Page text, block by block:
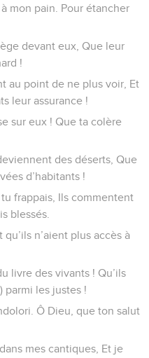
mon pain. Pour étancher
devant eux, Que leur
!
au point de ne plus voir, Et
leur assurance !
sur eux ! Que ta colère
des déserts, Que
d’habitants !
frappais, Ils commentent
blessés.
n’aient plus accès à
livre des vivants ! Qu’ils
parmi les justes !
Ô Dieu, que ton salut
mes cantiques, Et je